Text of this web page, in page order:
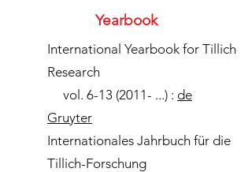
Yearbook
International Yearbook for Tillich
Research
vol. 6-13 (2011- ...) : de
Gruyter
Internationales Jahrbuch für die
Tillich-Forschung